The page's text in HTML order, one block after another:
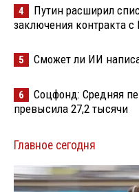
4
Путин расширил
заключения контракта
5 Сможет ли ИИ
6
Соцфонд: Средняя
превысила 27,2 тысячи
Главное сегодня